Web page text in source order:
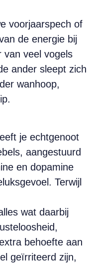
voorjaarspech of
de energie bij
van veel vogels
ander sleept zich
wanhoop,
je echtgenoot
aangestuurd
en dopamine
Terwijl
wat daarbij
behoefte aan
geïrriteerd zijn,